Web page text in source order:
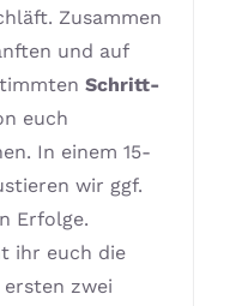
Zusammen
und auf
Schritt-
euch
In einem 15-
wir ggf.
Erfolge.
ihr euch die
zwei